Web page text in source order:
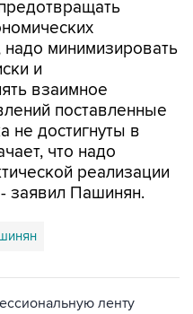
минимизировать
и
взаимное
поставленные
не достигнуты в
что надо
реализации
заявил Пашинян.
ленту